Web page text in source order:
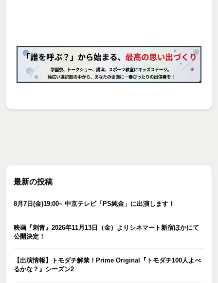
最新の投稿
8月7日(金)19:00~ 中京テレビ「PS純金」に出演します！
映画『刺青』2026年11月13日（金）よりシネマート新宿ほかにて
公開決定！
【出演情報】トモダチ解禁！Prime Original『トモダチ100人よべ
るかな？』シーズン2